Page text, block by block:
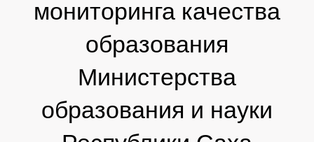
мониторинга качества
образования
Министерства
образования и науки